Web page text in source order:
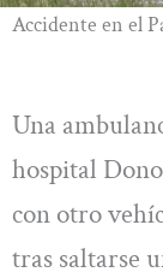
Accidente en el
Una
hospital
con otro
tras saltarse